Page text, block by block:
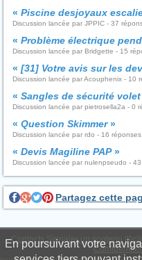
« Piscine desjoyaux
Discussion lancée par JPPIC - 37
« Problème électrique
Discussion lancée par Bridgette - 15
« [31] Votre avis sur les
Discussion lancée par Acouphenix - 10
« Sangles de sécurité
Discussion lancée par pietrosella2a - 0
« Question Skimmer»
Discussion lancée par rdo - 16 réponses
« Devis Magiline PAP»
Discussion lancée par nulenpseudo -
Partagez cette
Contacts Signaler un contenu
En poursuivant votre